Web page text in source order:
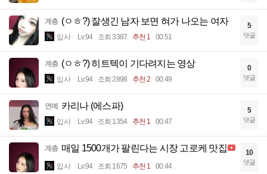
계층 (ㅇㅎ?) 잘생긴 남자 보면 혀가 나오는 여자
입사 Lv.94 조회 3387 추천 1 00:51
5
댓글
계층 (ㅇㅎ?) 히트텍이 기다려지는 영상
입사 Lv.94 조회 2898 추천 2 00:49
0
댓글
연예 카리나 (에스파)
입사 Lv.94 조회 1354 추천 1 00:47
5
댓글
계층 매일 1500개가 팔린다는 시장 고로케 맛집
입사 Lv.94 조회 1675 추천 1 00:44
10
댓글